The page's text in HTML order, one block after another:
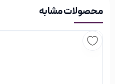
او با تجربه حرفه ای خود، اولین انبر
مو ساخته شده بود، بهبود بخشید.
توزیع نوآوری خود در بین
محصولات مشابه